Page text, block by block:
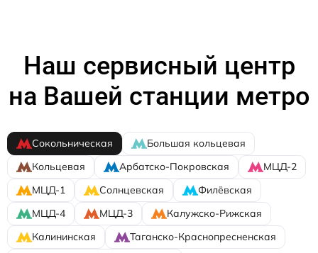
Наш сервисный центр
на Вашей станции метро
Сокольническая
Большая кольцевая
Кольцевая
Арбатско-Покровская
МЦД-2
МЦД-1
Солнцевская
Филёвская
МЦД-4
МЦД-3
Калужско-Рижская
Калининская
Таганско-Краснопресненская